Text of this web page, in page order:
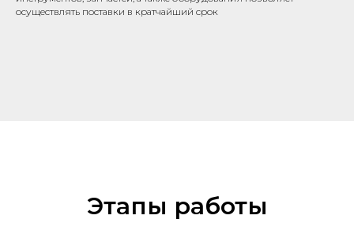
осуществлять поставки в кратчайший срок
Этапы работы